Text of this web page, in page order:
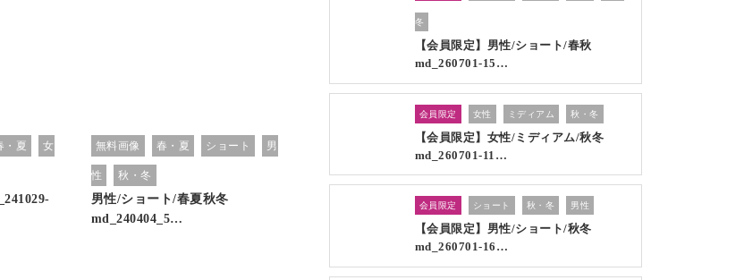
・夏 女 無料画像 春・夏 ショート 男
性 秋・冬
男性/ショート/春夏秋冬
md_240404_5…
冬
【会員限定】男性/ショート/春秋
md_260701-15…
会員限定 女性 ミディアム 秋・冬
【会員限定】女性/ミディアム/秋冬
md_260701-11…
会員限定 ショート 秋・冬 男性
【会員限定】男性/ショート/秋冬
md_260701-16…